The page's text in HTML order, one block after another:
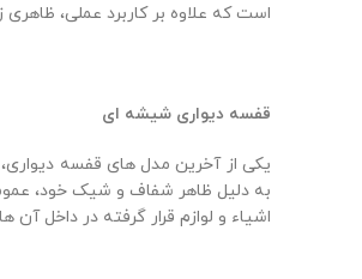
است که علاوه بر کاربرد عملی،
قفسه دیواری شیشه ای
یکی از آخرین مدل‌ های قفسه
به دلیل ظاهر شفاف و شیک خود،
اشیاء و لوازم قرار گرفته در داخل